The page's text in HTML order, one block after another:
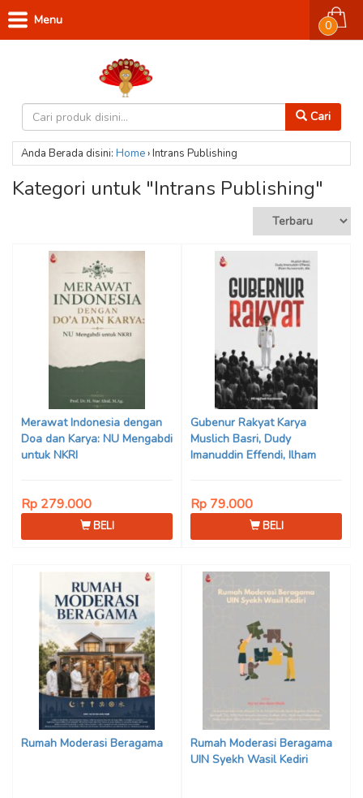
Cari
0
Menu
Anda Berada disini: Home›Intrans Publishing
Kategori untuk "Intrans Publishing"
Merawat Indonesia dengan
Doa dan Karya: NU Mengabdi
untuk NKRI
Rp 279.000
BELI
Gubenur Rakyat Karya
Muslich Basri, Dudy
Imanuddin Effendi, Ilham
Muhamad Casadi,
Muhammad Hidayat Syarief,
Oki Suprianto, Aris Mustaqim,
Asep Saefuddin, Ani Rodiani,
Nono Sudarsono, Maman
Supriatman, Sutanandika,
Rachmayadi, Teuguh Syaeful
Adnan, Mardani Ahmad, Arief
Amarudin, Fendy
Kartadisastra, Aja Rowikarim,
Dani Danial M, Iskandar
Junaedi, Agus Asri Sabana,
Son Haji, Dede Sunarya,
Iwan Setiawan, Nur Afiatin
Editor: Mi’raj Dodi Kurniawan
Rp 79.000
BELI
Rumah Moderasi Beragama
Rumah Moderasi Beragama
UIN Syekh Wasil Kediri